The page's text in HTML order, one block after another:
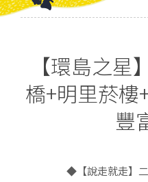
【環島之
橋+明里菸樓
豐
◆【說走就走】